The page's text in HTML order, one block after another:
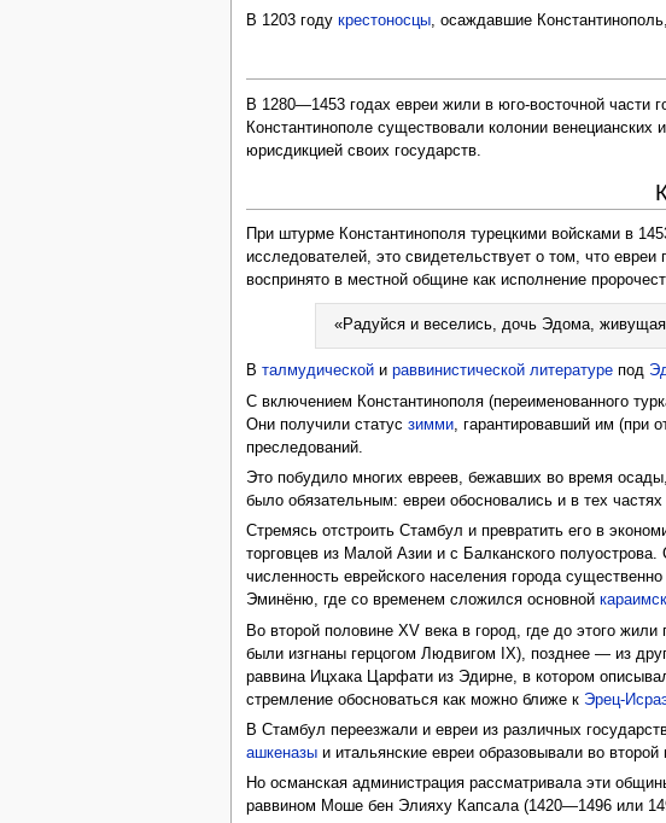
В 1203 годукрестоносцы, осаждавшие
В 1280—1453 годах евреи жили в юго-восточной
Константинополе существовали колонии
юрисдикцией своих государств.
При штурме Константинополя турецкими войсками в
исследователей, это свидетельствует о том, что
воспринято в местной общине как исполнение
«Радуйся и веселись, дочь Эдома,
Вталмудической ираввинистической литературе под
С включением Константинополя (переименованного
Они получили статусзимми , гарантировавший им (при
преследований.
Это побудило многих евреев, бежавших во время
было обязательным: евреи обосновались и в тех
Стремясь отстроить Стамбул и превратить его в
торговцев из Малой Азии и с Балканского
численность еврейского населения города
Эминёню, где со временем сложился основной
Во второй половине XV века в город, где до этого
были изгнаны герцогом Людвигом IX), позднее — из
раввина Ицхака Царфати из Эдирне, в котором
стремление обосноваться как можно ближе к Эрец-
В Стамбул переезжали и евреи из различных
ашкеназы и итальянские евреи образовывали во
Но османская администрация рассматривала эти
раввином Моше бен Элияху Капсала (1420—1496 или